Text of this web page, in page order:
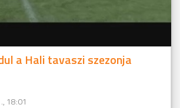
a Hali tavaszi szezonja
18:01